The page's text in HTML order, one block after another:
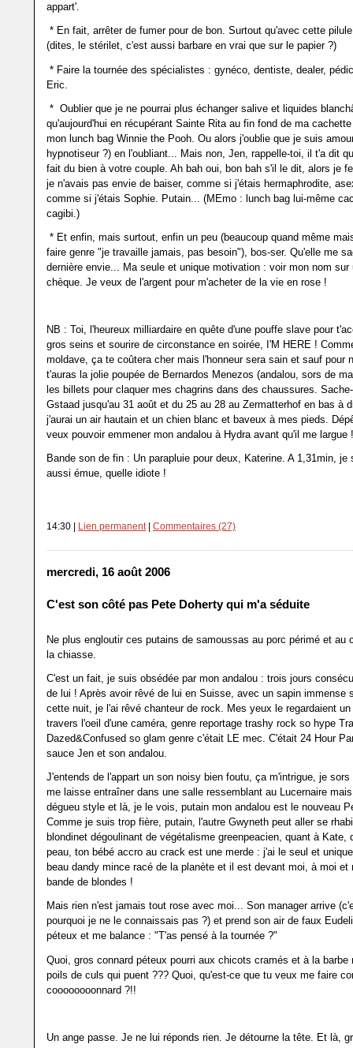
appart'.
* En fait, arrêter de fumer pour de bon. Surtout qu'avec cette
(dites, le stérilet, c'est aussi barbare en vrai que sur le papier ?)
* Faire la tournée des spécialistes : gynéco, dentiste, dealer,
Eric.
* Oublier que je ne pourrai plus échanger salive et liquides
qu'aujourd'hui en récupérant Sainte Rita au fin fond de ma
mon lunch bag Winnie the Pooh. Ou alors j'oublie que je suis
hypnotiseur ?) en l'oubliant... Mais non, Jen, rappelle-toi, il t'a dit
fait du bien à votre couple. Ah bah oui, bon bah s'il le dit, alors je
je n'avais pas envie de baiser, comme si j'étais hermaphrodite,
comme si j'étais Sophie. Putain... (MEmo : lunch bag lui-même
cagibi.)
* Et enfin, mais surtout, enfin un peu (beaucoup quand même
faire genre "je travaille jamais, pas besoin"), bos-ser. Qu'elle me
dernière envie... Ma seule et unique motivation : voir mon nom sur
chèque. Je veux de l'argent pour m'acheter de la vie en rose !
NB : Toi, l'heureux milliardaire en quête d'une pouffe slave pour
gros seins et sourire de circonstance en soirée, I'M HERE !
moldave, ça te coûtera cher mais l'honneur sera sain et sauf pour
t'auras la jolie poupée de Bernardos Menezos (andalou, sors de
les billets pour claquer mes chagrins dans des chaussures.
Gstaad jusqu'au 31 août et du 25 au 28 au Zermatterhof en bas à
j'aurai un air hautain et un chien blanc et baveux à mes pieds.
veux pouvoir emmener mon andalou à Hydra avant qu'il me largue
Bande son de fin : Un parapluie pour deux, Katerine. A 1,31min, je
aussi émue, quelle idiote !
14:30 | Lien permanent | Commentaires (27)
mercredi, 16 août 2006
C'est son côté pas Pete Doherty qui m'a séduite
Ne plus engloutir ces putains de samoussas au porc périmé et au
la chiasse.
C'est un fait, je suis obsédée par mon andalou : trois jours
de lui ! Après avoir rêvé de lui en Suisse, avec un sapin immense
cette nuit, je l'ai rêvé chanteur de rock. Mes yeux le regardaient
travers l'oeil d'une caméra, genre reportage trashy rock so hype
Dazed&Confused so glam genre c'était LE mec. C'était 24 Hour
sauce Jen et son andalou.
J'entends de l'appart un son noisy bien foutu, ça m'intrigue, je sors
me laisse entraîner dans une salle ressemblant au Lucernaire
dégueu style et là, je le vois, putain mon andalou est le nouveau
Comme je suis trop fière, putain, l'autre Gwyneth peut aller se
blondinet dégoulinant de végétalisme greenpeacien, quant à Kate,
peau, ton bébé accro au crack est une merde : j'ai le seul et
beau dandy mince racé de la planète et il est devant moi, à moi et
bande de blondes !
Mais rien n'est jamais tout rose avec moi... Son manager arrive
pourquoi je ne le connaissais pas ?) et prend son air de faux
péteux et me balance : "T'as pensé à la tournée ?"
Quoi, gros connard péteux pourri aux chicots cramés et à la barbe
poils de culs qui puent ??? Quoi, qu'est-ce que tu veux me faire
coooooooonnard ?!!
Un ange passe. Je ne lui réponds rien. Je détourne la tête. Et là,